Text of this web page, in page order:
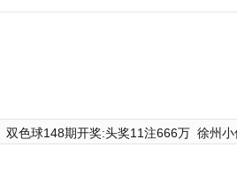
双色球148期开奖:头奖11注666万 徐州